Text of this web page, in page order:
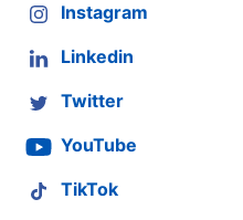
Instagram
Linkedin
Twitter
YouTube
TikTok